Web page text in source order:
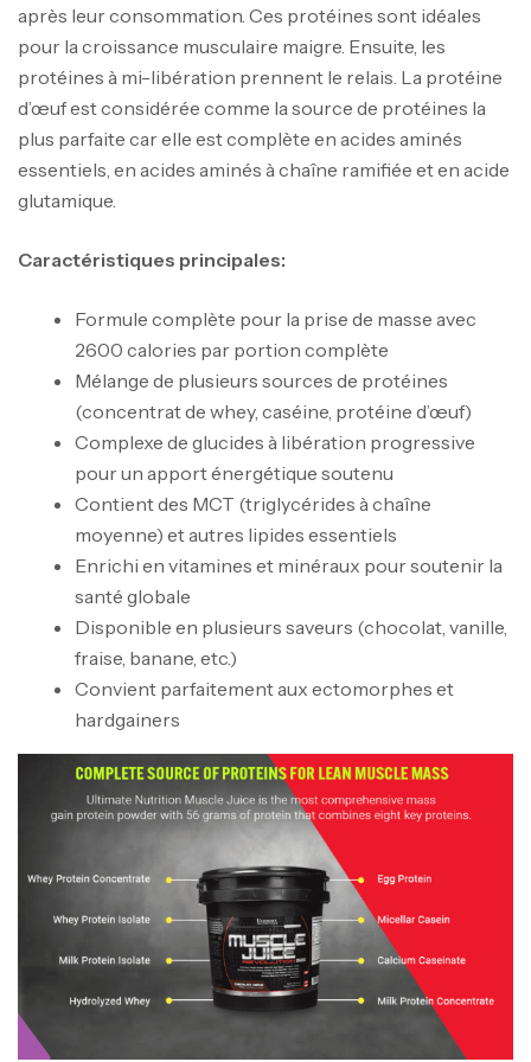
après leur consommation. Ces protéines sont idéales
pour la croissance musculaire maigre. Ensuite, les
protéines à mi-libération prennent le relais. La protéine
d’œuf est considérée comme la source de protéines la
plus parfaite car elle est complète en acides aminés
essentiels, en acides aminés à chaîne ramifiée et en acide
glutamique.
Caractéristiques principales:
Formule complète pour la prise de masse avec
2600 calories par portion complète
Mélange de plusieurs sources de protéines
(concentrat de whey, caséine, protéine d’œuf)
Complexe de glucides à libération progressive
pour un apport énergétique soutenu
Contient des MCT (triglycérides à chaîne
moyenne) et autres lipides essentiels
Enrichi en vitamines et minéraux pour soutenir la
santé globale
Disponible en plusieurs saveurs (chocolat, vanille,
fraise, banane, etc.)
Convient parfaitement aux ectomorphes et
hardgainers
Mega Creatine CREAPURE – 306 Gr –
Biotech USA
CREATINE
د.ت126
100% Pure Whey – 2,27kg – BIOTECHUSA